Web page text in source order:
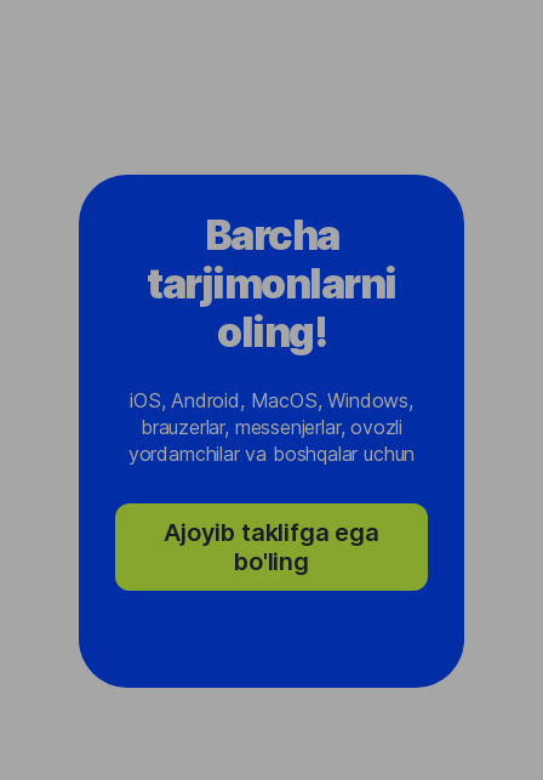
Barcha
tarjimonlarni
oling!
iOS, Android, MacOS, Windows,
brauzerlar, messenjerlar, ovozli
yordamchilar va boshqalar uchun
Ajoyib taklifga ega
bo'ling